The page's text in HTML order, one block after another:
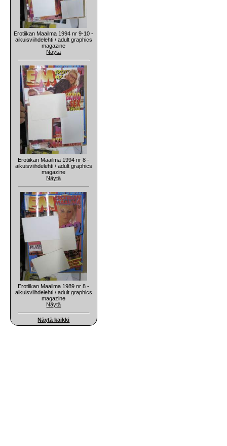
Erotiikan Maailma 1994 nr 9-10 -
aikuisviihdelehti / adult graphics
magazine
Näytä
Erotiikan Maailma 1994 nr 8 -
aikuisviihdelehti / adult graphics
magazine
Näytä
Erotiikan Maailma 1989 nr 8 -
aikuisviihdelehti / adult graphics
magazine
Näytä
Näytä kaikki